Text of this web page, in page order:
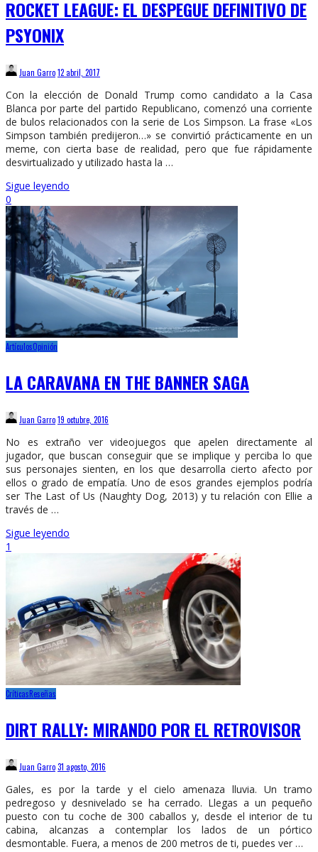
ROCKET LEAGUE: EL DESPEGUE DEFINITIVO DE
PSYONIX
Juan Garro12 abril, 2017
Con la elección de Donald Trump como candidato a la Casa
Blanca por parte del partido Republicano, comenzó una corriente
de bulos relacionados con la serie de Los Simpson. La frase «Los
Simpson también predijeron…» se convirtió prácticamente en un
meme, con cierta base de realidad, pero que fue rápidamente
desvirtualizado y utilizado hasta la …
Sigue leyendo
0
ArtículosOpinión
LA CARAVANA EN THE BANNER SAGA
Juan Garro19 octubre, 2016
No es extraño ver videojuegos que apelen directamente al
jugador, que buscan conseguir que se implique y perciba lo que
sus personajes sienten, en los que desarrolla cierto afecto por
ellos o grado de empatía. Uno de esos grandes ejemplos podría
ser The Last of Us (Naughty Dog, 2013) y tu relación con Ellie a
través de …
Sigue leyendo
1
CríticasReseñas
DIRT RALLY: MIRANDO POR EL RETROVISOR
Juan Garro31 agosto, 2016
Gales, es por la tarde y el cielo amenaza lluvia. Un tramo
pedregoso y desnivelado se ha cerrado. Llegas a un pequeño
puesto con tu coche de 300 caballos y, desde el interior de tu
cabina, alcanzas a contemplar los lados de un pórtico
desmontable. Fuera, a menos de 200 metros de ti, puedes ver …